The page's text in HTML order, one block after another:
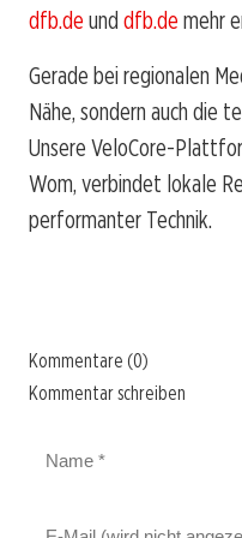
dfb.de und dfb.de mehr
Gerade bei regionalen
Nähe, sondern auch die
Unsere VeloCore-
Wom, verbindet lokale
performanter Technik.
Kommentare (0)
Kommentar schreiben